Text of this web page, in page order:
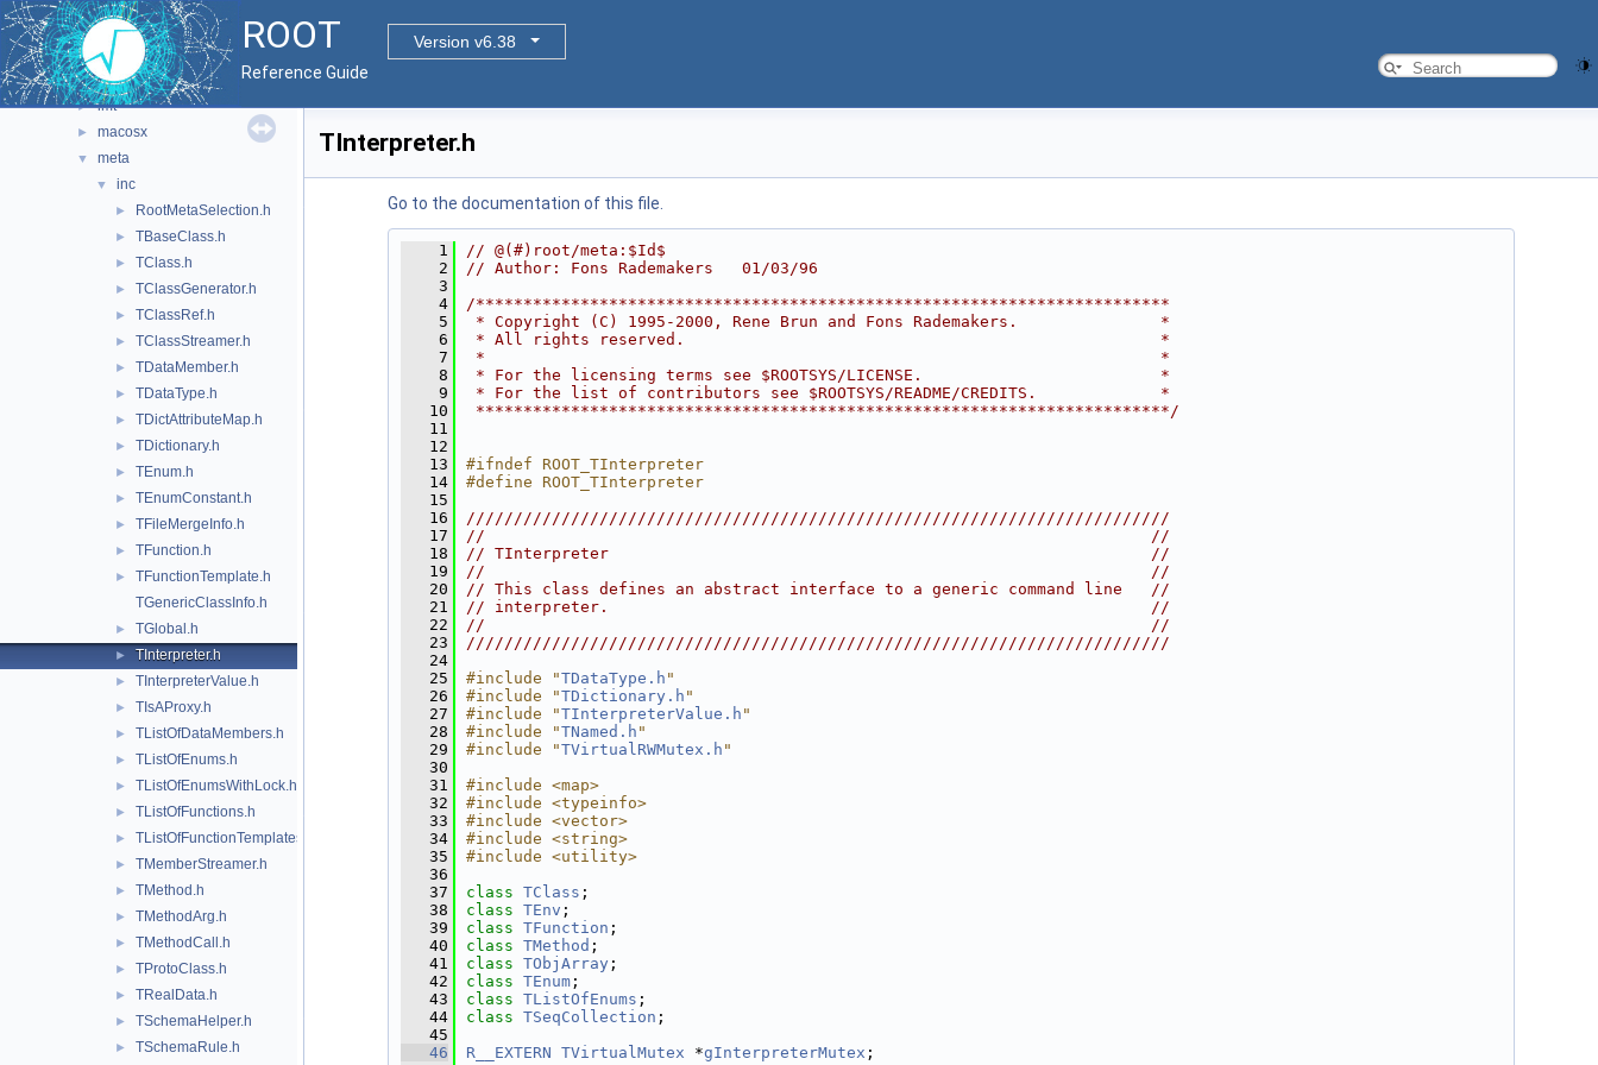
ROOT
Version v6.38
Reference Guide
► dictgen
► foundation
► gui
► imt
► macosx
▼ meta
▼ inc
► RootMetaSelection.h
► TBaseClass.h
► TClass.h
► TClassGenerator.h
► TClassRef.h
► TClassStreamer.h
► TDataMember.h
► TDataType.h
► TDictAttributeMap.h
► TDictionary.h
► TEnum.h
► TEnumConstant.h
► TFileMergeInfo.h
► TFunction.h
►
TFunctionTemplate.h
TGenericClassInfo.h
► TGlobal.h
► TInterpreter.h
► TInterpreterValue.h
► TIsAProxy.h
► TListOfDataMembers.h
► TListOfEnums.h
► TListOfEnumsWithLock.h
► TListOfFunctions.h
► TListOfFunctionTemplates.h
► TMemberStreamer.h
► TMethod.h
► TMethodArg.h
► TMethodCall.h
► TProtoClass.h
► TRealData.h
► TSchemaHelper.h
► TSchemaRule.h
TInterpreter.h
Go to the documentation of this file.
    1
// @(#)root/meta:$Id$
    2
// Author: Fons Rademakers   01/03/96
    3
    4
/*************************************************************************
    5
* Copyright (C) 1995-2000, Rene Brun and Fons Rademakers.               *
    6
* All rights reserved.                                                  *
    7
*                                                                       *
    8
* For the licensing terms see $ROOTSYS/LICENSE.                         *
    9
* For the list of contributors see $ROOTSYS/README/CREDITS.             *
   10
*************************************************************************/
   11
   12
   13
#ifndef ROOT_TInterpreter
   14
#define ROOT_TInterpreter
   15
   16
//////////////////////////////////////////////////////////////////////////
   17
//                                                                      //
   18
// TInterpreter                                                         //
   19
//                                                                      //
   20
// This class defines an abstract interface to a generic command line   //
   21
// interpreter.                                                         //
   22
//                                                                      //
   23
//////////////////////////////////////////////////////////////////////////
   24
   25
#include "TDataType.h "
   26
#include "TDictionary.h "
   27
#include "TInterpreterValue.h "
   28
#include "TNamed.h "
   29
#include "TVirtualRWMutex.h "
   30
   31
#include <map>
   32
#include <typeinfo>
   33
#include <vector>
   34
#include <string>
   35
#include <utility>
   36
   37
class TClass ;
   38
class TEnv ;
   39
class TFunction ;
   40
class TMethod ;
   41
class TObjArray ;
   42
class TEnum ;
   43
class TListOfEnums ;
   44
class TSeqCollection ;
   45
   46
R__EXTERN TVirtualMutex *gInterpreterMutex ;